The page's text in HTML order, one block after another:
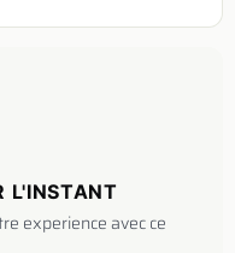
L'INSTANT
experience avec ce